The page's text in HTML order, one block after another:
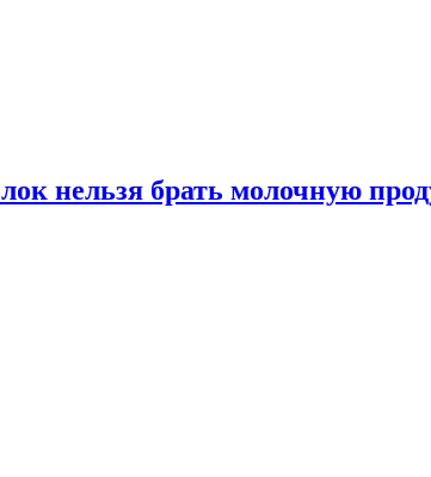
нельзя брать молочную